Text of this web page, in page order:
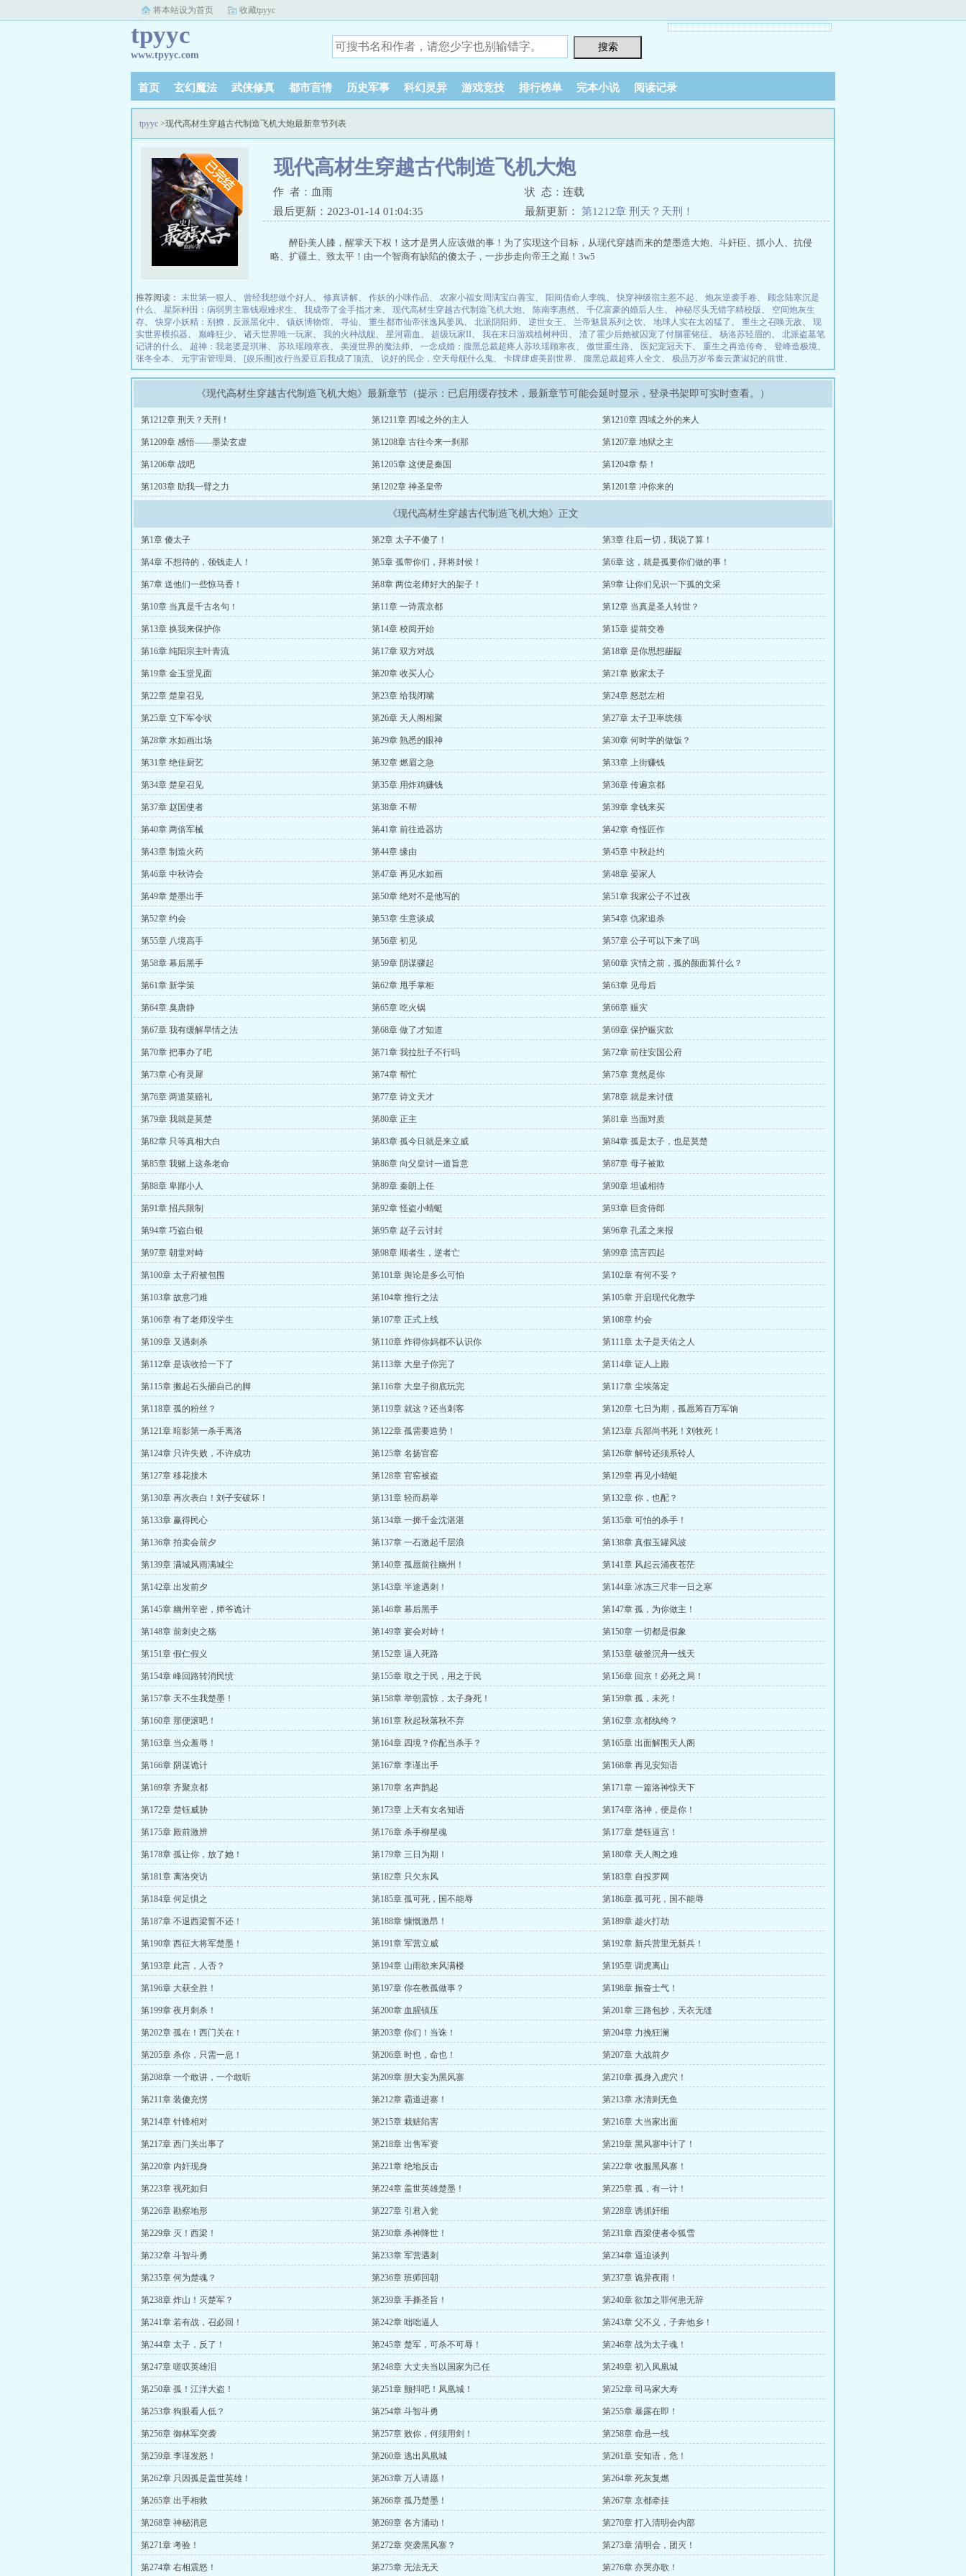
将本站设为首页 收藏tpyyc
tpyyc
www.tpyyc.com
首页 玄幻魔法 武侠修真 都市言情 历史军事 科幻灵异 游戏竞技 排行榜单 完本小说 阅读记录
tpyyc >现代高材生穿越古代制造飞机大炮最新章节列表
现代高材生穿越古代制造飞机大炮
作 者：血雨
状 态：连载
最后更新：2023-01-14 01:04:35
最新更新： 第1212章 刑天？天刑！
醉卧美人膝，醒掌天下权！这才是男人应该做的事！为了实现这个目标，从现代穿越而来的楚墨造大炮、斗奸臣、抓小人、抗侵
略、扩疆土、致太平！由一个智商有缺陷的傻太子，一步步走向帝王之巅！3w5
推荐阅读： 末世第一狠人 、 曾经我想做个好人 、 修真讲解、 作妖的小咪作品、 农家小福女周满宝白善宝、 阳间借命人李魄、 快穿神级宿主惹不起、 炮灰逆袭手卷、 顾念陆寒沉是
什么、 星际种田：病弱男主靠钱艰难求生、 我成帝了金手指才来、 现代高材生穿越古代制造飞机大炮、 陈南李惠然、 千亿富豪的婚后人生、 神秘尽头无错字精校版、 空间炮灰生
存、 快穿小妖精：别撩，反派黑化中、 镇妖博物馆、 寻仙、 重生都市仙帝张逸风姜凤、 北派阴阳师、 逆世女王、 兰帝魅晨系列之饮、 地球人实在太凶猛了 、 重生之召唤无敌、 现
实世界模拟器、 巅峰狂少、 诸天世界唯一玩家、 我的火种战舰、 星河霸血 、 超级玩家II、 我在末日游戏植树种田 、 渣了霍少后她被囚宠了付胭霍铭征、 杨洛苏轻眉的、 北派盗墓笔
记讲的什么、 超神：我老婆是琪琳、 苏玖瑶顾寒夜、 美漫世界的魔法师、 一念成婚：腹黑总裁超疼人苏玖瑶顾寒夜、 傲世重生路、 医妃宠冠天下、 重生之再造传奇、 登峰造极境、
张冬全本、 元宇宙管理局、 [娱乐圈]改行当爱豆后我成了顶流、 说好的民企，空天母舰什么鬼、 卡牌肆虐美剧世界、 腹黑总裁超疼人全文、 极品万岁爷秦云萧淑妃的前世、
《现代高材生穿越古代制造飞机大炮》最新章节（提示：已启用缓存技术，最新章节可能会延时显示，登录书架即可实时查看。）
第1212章 刑天？天刑！ 第1211章 四域之外的主人 第1210章 四域之外的来人
第1209章 感悟——墨染玄虚 第1208章 古往今来一刹那 第1207章 地狱之主
第1206章 战吧 第1205章 这便是秦国 第1204章 祭！
第1203章 助我一臂之力 第1202章 神圣皇帝 第1201章 冲你来的
《现代高材生穿越古代制造飞机大炮》正文
第1章 傻太子 第2章 太子不傻了！ 第3章 往后一切，我说了算！
第4章 不想待的，领钱走人！ 第5章 孤带你们，拜将封侯！ 第6章 这，就是孤要你们做的事！
第7章 送他们一些惊马香！ 第8章 两位老师好大的架子！ 第9章 让你们见识一下孤的文采
第10章 当真是千古名句！ 第11章 一诗震京都 第12章 当真是圣人转世？
第13章 换我来保护你 第14章 校阅开始 第15章 提前交卷
第16章 纯阳宗主叶青流 第17章 双方对战 第18章 是你思想龌龊
第19章 金玉堂见面 第20章 收买人心 第21章 败家太子
第22章 楚皇召见 第23章 给我闭嘴 第24章 怒怼左相
第25章 立下军令状 第26章 天人阁相聚 第27章 太子卫率统领
第28章 水如画出场 第29章 熟悉的眼神 第30章 何时学的做饭？
第31章 绝佳厨艺 第32章 燃眉之急 第33章 上街赚钱
第34章 楚皇召见 第35章 用炸鸡赚钱 第36章 传遍京都
第37章 赵国使者 第38章 不帮 第39章 拿钱来买
第40章 两倍军械 第41章 前往造器坊 第42章 奇怪匠作
第43章 制造火药 第44章 缘由 第45章 中秋赴约
第46章 中秋诗会 第47章 再见水如画 第48章 晏家人
第49章 楚墨出手 第50章 绝对不是他写的 第51章 我家公子不过夜
第52章 约会 第53章 生意谈成 第54章 仇家追杀
第55章 八境高手 第56章 初见 第57章 公子可以下来了吗
第58章 幕后黑手 第59章 阴谋骤起 第60章 灾情之前，孤的颜面算什么？
第61章 新学策 第62章 甩手掌柜 第63章 见母后
第64章 臭唐静 第65章 吃火锅 第66章 赈灾
第67章 我有缓解旱情之法 第68章 做了才知道 第69章 保护赈灾款
第70章 把事办了吧 第71章 我拉肚子不行吗 第72章 前往安国公府
第73章 心有灵犀 第74章 帮忙 第75章 竟然是你
第76章 两道菜赔礼 第77章 诗文天才 第78章 就是来讨债
第79章 我就是莫楚 第80章 正主 第81章 当面对质
第82章 只等真相大白 第83章 孤今日就是来立威 第84章 孤是太子，也是莫楚
第85章 我赌上这条老命 第86章 向父皇讨一道旨意 第87章 母子被欺
第88章 卑鄙小人 第89章 秦朗上任 第90章 坦诚相待
第91章 招兵限制 第92章 怪盗小蜻蜓 第93章 巨贪侍郎
第94章 巧盗白银 第95章 赵子云讨封 第96章 孔孟之来报
第97章 朝堂对峙 第98章 顺者生，逆者亡 第99章 流言四起
第100章 太子府被包围 第101章 舆论是多么可怕 第102章 有何不妥？
第103章 故意刁难 第104章 推行之法 第105章 开启现代化教学
第106章 有了老师没学生 第107章 正式上线 第108章 约会
第109章 又遇刺杀 第110章 炸得你妈都不认识你 第111章 太子是天佑之人
第112章 是该收拾一下了 第113章 大皇子你完了 第114章 证人上殿
第115章 搬起石头砸自己的脚 第116章 大皇子彻底玩完 第117章 尘埃落定
第118章 孤的粉丝？ 第119章 就这？还当刺客 第120章 七日为期，孤愿筹百万军饷
第121章 暗影第一杀手离洛 第122章 孤需要造势！ 第123章 兵部尚书死！刘牧死！
第124章 只许失败，不许成功 第125章 名扬官窑 第126章 解铃还须系铃人
第127章 移花接木 第128章 官窑被盗 第129章 再见小蜻蜓
第130章 再次表白！刘子安破坏！ 第131章 轻而易举 第132章 你，也配？
第133章 赢得民心 第134章 一掷千金沈湛湛 第135章 可怕的杀手！
第136章 拍卖会前夕 第137章 一石激起千层浪 第138章 真假玉罐风波
第139章 满城风雨满城尘 第140章 孤愿前往幽州！ 第141章 风起云涌夜苍茫
第142章 出发前夕 第143章 半途遇刺！ 第144章 冰冻三尺非一日之寒
第145章 幽州辛密，师爷诡计 第146章 幕后黑手 第147章 孤，为你做主！
第148章 前刺史之殇 第149章 宴会对峙！ 第150章 一切都是假象
第151章 假仁假义 第152章 逼入死路 第153章 破釜沉舟一线天
第154章 峰回路转消民愤 第155章 取之于民，用之于民 第156章 回京！必死之局！
第157章 天不生我楚墨！ 第158章 举朝震惊，太子身死！ 第159章 孤，未死！
第160章 那便滚吧！ 第161章 秋起秋落秋不弃 第162章 京都纨绔？
第163章 当众羞辱！ 第164章 四境？你配当杀手？ 第165章 出面解围天人阁
第166章 阴谋诡计 第167章 李谨出手 第168章 再见安知语
第169章 齐聚京都 第170章 名声鹊起 第171章 一篇洛神惊天下
第172章 楚钰威胁 第173章 上天有女名知语 第174章 洛神，便是你！
第175章 殿前激辨 第176章 杀手柳星魂 第177章 楚钰逼宫！
第178章 孤让你，放了她！ 第179章 三日为期！ 第180章 天人阁之难
第181章 离洛突访 第182章 只欠东风 第183章 自投罗网
第184章 何足惧之 第185章 孤可死，国不能辱 第186章 孤可死，国不能辱
第187章 不退西梁誓不还！ 第188章 慷慨激昂！ 第189章 趁火打劫
第190章 西征大将军楚墨！ 第191章 军营立威 第192章 新兵营里无新兵！
第193章 此言，人否？ 第194章 山雨欲来风满楼 第195章 调虎离山
第196章 大获全胜！ 第197章 你在教孤做事？ 第198章 振奋士气！
第199章 夜月刺杀！ 第200章 血腥镇压 第201章 三路包抄，天衣无缝
第202章 孤在！西门关在！ 第203章 你们！当诛！ 第204章 力挽狂澜
第205章 杀你，只需一息！ 第206章 时也，命也！ 第207章 大战前夕
第208章 一个敢讲，一个敢听 第209章 胆大妄为黑风寨 第210章 孤身入虎穴！
第211章 装傻充愣 第212章 霸道进寨！ 第213章 水清则无鱼
第214章 针锋相对 第215章 栽赃陷害 第216章 大当家出面
第217章 西门关出事了 第218章 出售军资 第219章 黑风寨中计了！
第220章 内奸现身 第221章 绝地反击 第222章 收服黑风寨！
第223章 视死如归 第224章 盖世英雄楚墨！ 第225章 孤，有一计！
第226章 勘察地形 第227章 引君入瓮 第228章 诱抓奸细
第229章 灭！西梁！ 第230章 杀神降世！ 第231章 西梁使者令狐雪
第232章 斗智斗勇 第233章 军营遇刺 第234章 逼迫谈判
第235章 何为楚魂？ 第236章 班师回朝 第237章 诡异夜雨！
第238章 炸山！灭楚军？ 第239章 手撕圣旨！ 第240章 欲加之罪何患无辞
第241章 若有战，召必回！ 第242章 咄咄逼人 第243章 父不义，子奔他乡！
第244章 太子，反了！ 第245章 楚军，可杀不可辱！ 第246章 战为太子魂！
第247章 嗟叹英雄泪 第248章 大丈夫当以国家为己任 第249章 初入凤凰城
第250章 孤！江洋大盗！ 第251章 颤抖吧！凤凰城！ 第252章 司马家大寿
第253章 狗眼看人低？ 第254章 斗智斗勇 第255章 暴露在即！
第256章 御林军突袭 第257章 败你，何须用剑！ 第258章 命悬一线
第259章 李谨发怒！ 第260章 逃出凤凰城 第261章 安知语，危！
第262章 只因孤是盖世英雄！ 第263章 万人请愿！ 第264章 死灰复燃
第265章 出手相救 第266章 孤乃楚墨！ 第267章 京都牵挂
第268章 神秘消息 第269章 各方涌动！ 第270章 打入清明会内部
第271章 考验！ 第272章 突袭黑风寨？ 第273章 清明会，团灭！
第274章 右相震怒！ 第275章 无法无天 第276章 亦哭亦歌！